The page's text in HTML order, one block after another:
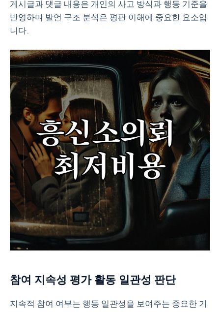
게시글과 댓글 내용은 개인의 사고 방식과 행동 기준을
반영하며 발언 구조 분석은 평판 이해에 중요한 요소입
니다.
참여 지속성 평가 활동 일관성 판단
지속적 참여 여부는 행동 일관성을 보여주는 중요한 기